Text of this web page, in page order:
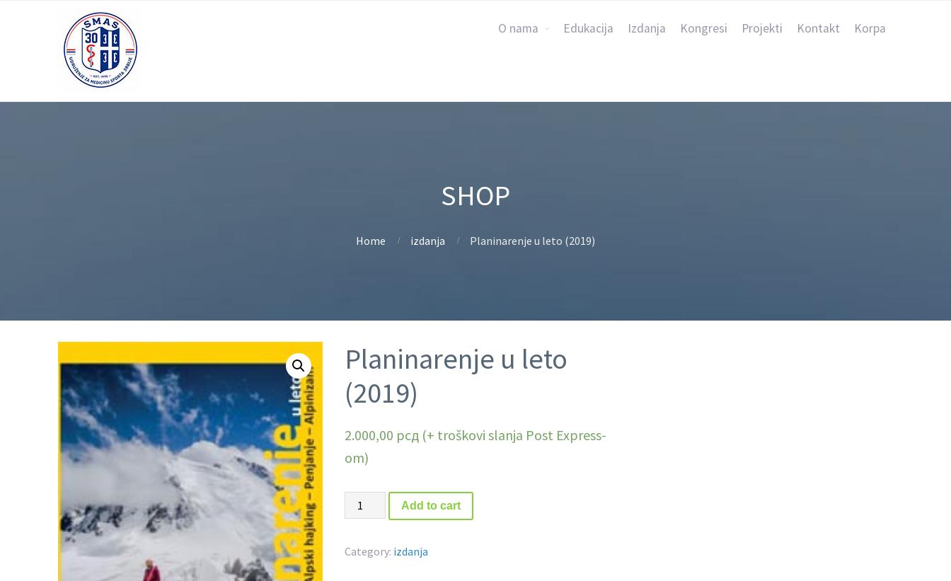
O nama Edukacija Izdanja Kongresi Projekti Kontakt Korpa
SHOP
Home izdanja Planinarenje u leto (2019)
Planinarenje u leto
(2019)
2.000,00 рсд
Planinarenje
u
(2019)
Add to cart
Category: izdanja